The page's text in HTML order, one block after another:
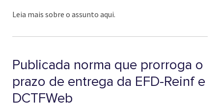
Leia mais sobre o assunto aqui.
Publicada norma que prorroga o
prazo de entrega da EFD-Reinf e
DCTFWeb